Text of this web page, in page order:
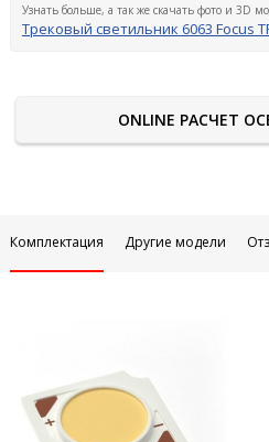
Узнать больше, а так же скачать фото и 3D
Трековый светильник 6063 Focus
ONLINE РАСЧЕТ
Комплектация Другие модели